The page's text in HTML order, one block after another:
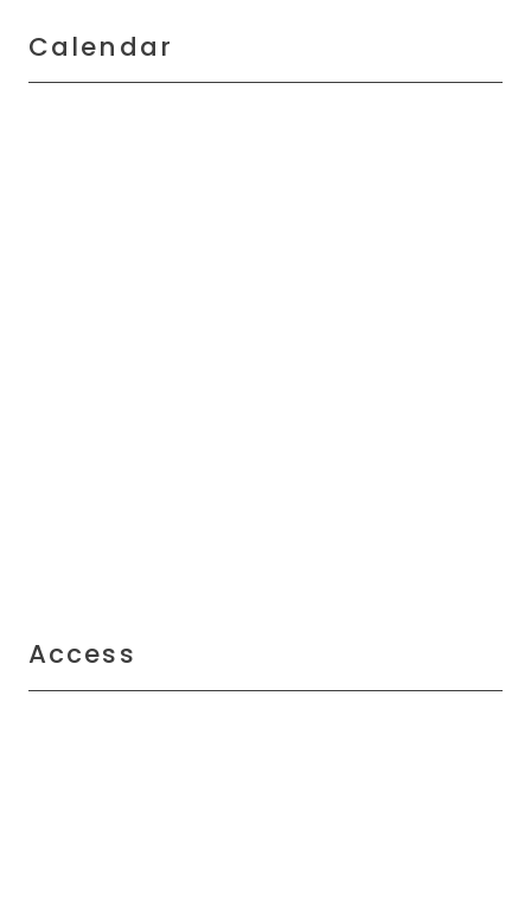
Calendar
Access